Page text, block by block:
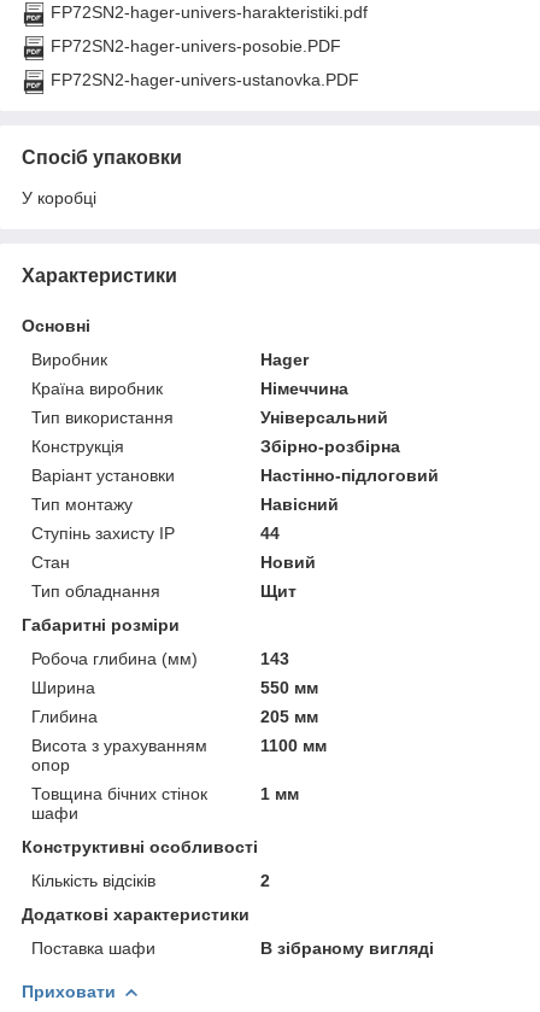
FP72SN2-hager-univers-harakteristiki.pdf
FP72SN2-hager-univers-posobie.PDF
FP72SN2-hager-univers-ustanovka.PDF
Спосіб упаковки
У коробці
Характеристики
Основні
Виробник
Hager
Країна виробник
Німеччина
Тип використання
Універсальний
Конструкція
Збірно-розбірна
Варіант установки
Настінно-підлоговий
Тип монтажу
Навісний
Ступінь захисту IP
44
Стан
Новий
Тип обладнання
Щит
Габаритні розміри
Робоча глибина (мм)
143
Ширина
550 мм
Глибина
205 мм
Висота з урахуванням
опор
1100 мм
Товщина бічних стінок
шафи
1 мм
Конструктивні особливості
Кількість відсіків
2
Додаткові характеристики
Поставка шафи
В зібраному вигляді
Приховати